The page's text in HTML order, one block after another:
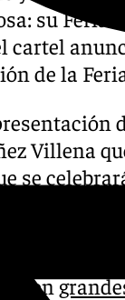
su
cartel
de la
Villena
se
6.
en los
con